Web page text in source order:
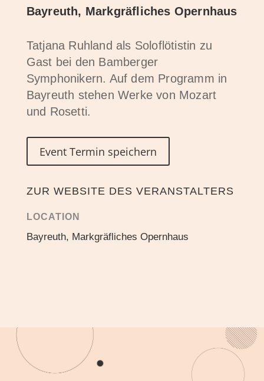
Bayreuth, Markgräfliches Opernhaus
Tatjana Ruhland als Soloflötistin zu
Gast bei den Bamberger
Symphonikern. Auf dem Programm in
Bayreuth stehen Werke von Mozart
und Rosetti.
Event Termin speichern
ZUR WEBSITE DES VERANSTALTERS
LOCATION
Bayreuth, Markgräfliches Opernhaus